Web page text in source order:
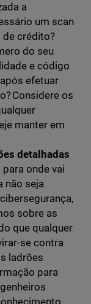
a
um scan
de crédito?
do seu
e código
efetuar
Considere os
manter em
detalhadas
onde vai
não seja
sobre as
que qualquer
se contra
ladrões
para